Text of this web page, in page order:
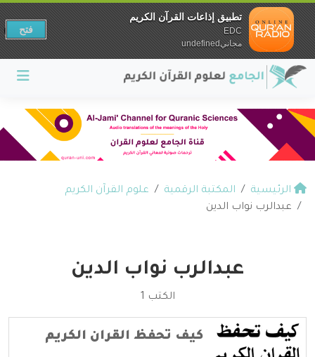
الرئيسية المكتبة الرقمية
علوم القرآن الكريم
عبدالرب نواب الدين
عبدالرب نواب الدين
الكتب 1
كيف تحفظ القران الكريم
تطبيق إذاعات القرآن الكريم
EDC
مجانيundefined
فتح